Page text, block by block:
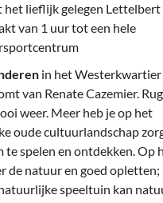
lieflijk gelegen Lettelbert
van 1 uur tot een hele
in het Westerkwartier
van Renate Cazemier.
weer. Meer heb je op het
oude cultuurlandschap
spelen en ontdekken. Op
de natuur en goed
speeltuin kan